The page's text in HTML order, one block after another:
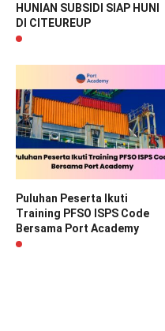
HUNIAN SUBSIDI SIAP HUNI
DI CITEUREUP
Puluhan Peserta Ikuti
Training PFSO ISPS Code
Bersama Port Academy